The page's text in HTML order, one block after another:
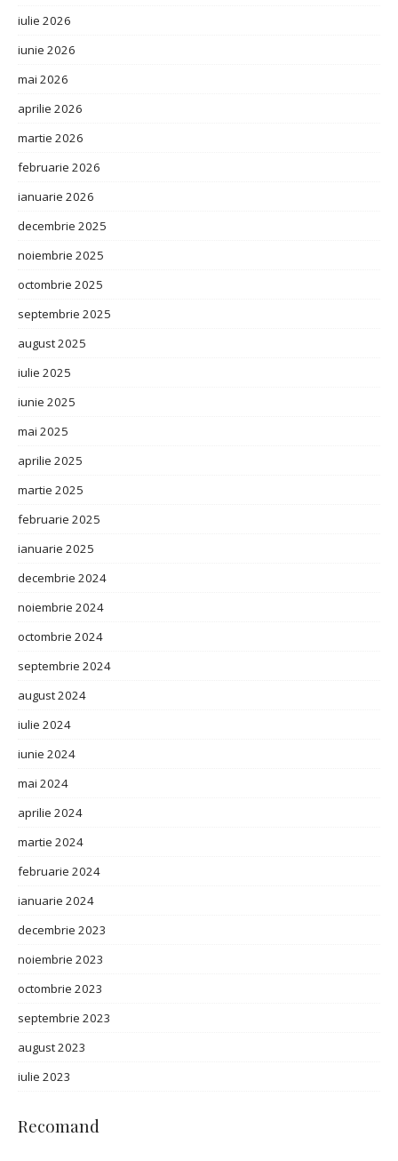
iulie 2026
iunie 2026
mai 2026
aprilie 2026
martie 2026
februarie 2026
ianuarie 2026
decembrie 2025
noiembrie 2025
octombrie 2025
septembrie 2025
august 2025
iulie 2025
iunie 2025
mai 2025
aprilie 2025
martie 2025
februarie 2025
ianuarie 2025
decembrie 2024
noiembrie 2024
octombrie 2024
septembrie 2024
august 2024
iulie 2024
iunie 2024
mai 2024
aprilie 2024
martie 2024
februarie 2024
ianuarie 2024
decembrie 2023
noiembrie 2023
octombrie 2023
septembrie 2023
august 2023
iulie 2023
Recomand